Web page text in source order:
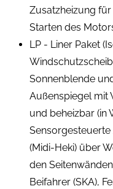
Zusatzheizung
Starten des
LP - Liner Paket
Sonnenblende
Außenspiegel mit
und beheizbar (in
(Midi-Heki) über
den
Beifahrer (SKA),